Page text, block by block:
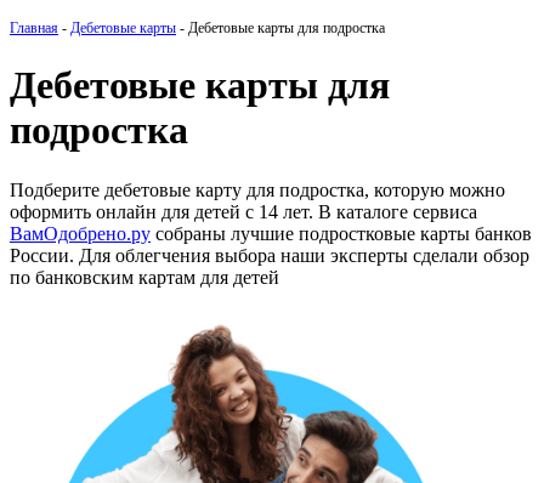
Главная - Дебетовые карты - Дебетовые карты для подростка
Дебетовые карты для
подростка
Подберите дебетовые карту для подростка, которую можно
оформить онлайн для детей с 14 лет. В каталоге сервиса
ВамОдобрено.ру собраны лучшие подростковые карты банков
России. Для облегчения выбора наши эксперты сделали обзор
по банковским картам для детей